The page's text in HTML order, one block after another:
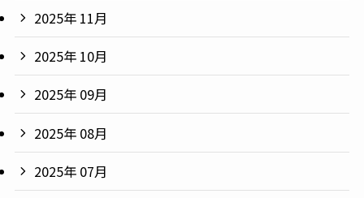
2025年 11月
2025年 10月
2025年 09月
2025年 08月
2025年 07月